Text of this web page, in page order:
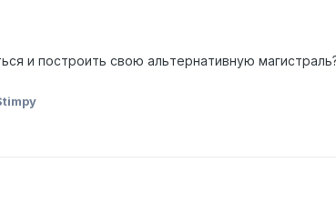
и построить свою альтернативную